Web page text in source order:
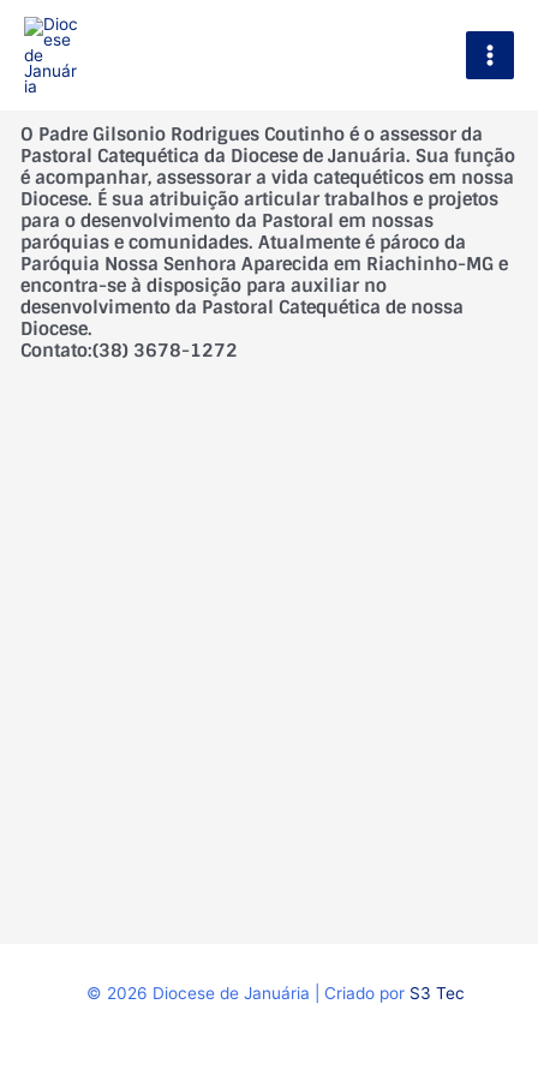
para
conteúdo
O Padre Gilsonio Rodrigues Coutinho é o assessor da
Pastoral Catequética da Diocese de Januária. Sua função
é acompanhar, assessorar a vida catequéticos em nossa
Diocese. É sua atribuição articular trabalhos e projetos
para o desenvolvimento da Pastoral em nossas
paróquias e comunidades. Atualmente é pároco da
Paróquia Nossa Senhora Aparecida em Riachinho-MG e
encontra-se à disposição para auxiliar no
desenvolvimento da Pastoral Catequética de nossa
Diocese.
Contato:(38) 3678-1272
© 2026 Diocese de Januária | Criado por S3 Tec